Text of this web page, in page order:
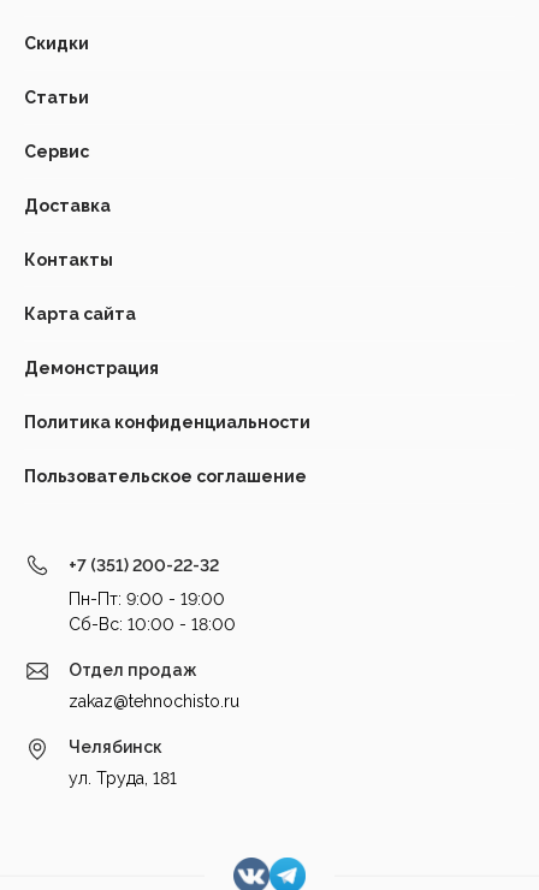
Скидки
Статьи
Сервис
Доставка
Контакты
Карта сайта
Демонстрация
Политика конфиденциальности
Пользовательское соглашение
+7 (351) 200-22-32
Пн-Пт: 9:00 - 19:00
Cб-Вс: 10:00 - 18:00
Отдел продаж
zakaz@tehnochisto.ru
Челябинск
ул. Труда, 181